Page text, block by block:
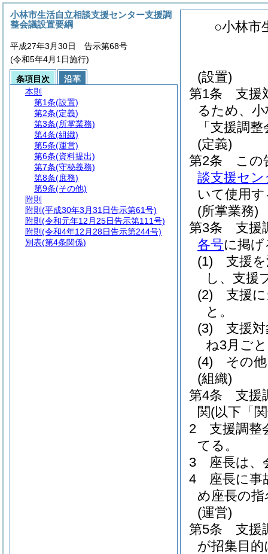
○小林市
(設置)
第1条
支援
るため、
「支援調
(定義)
第2条
この
談支援セン
いて使用
(所掌業務)
第3条
支援
各号に掲
(1)
支援
し、支援
(2)
支援
と。
(3)
支援
ね3月ご
(4)
その
(組織)
第4条
支援
関(以下「
2
支援調整
てる。
3
座長は、
4
座長に
め座長の
(運営)
第5条
支援
が招集目
小林市生活自立相談支援センター支援調
整会議設置要綱
平成27年3月30日 告示第68号
(令和5年4月1日施行)
条項目次
沿革
本則
第1条(設置)
第2条(定義)
第3条(所掌業務)
第4条(組織)
第5条(運営)
第6条(資料提出)
第7条(守秘義務)
第8条(庶務)
第9条(その他)
附則
附則 (平成30年3月31日告示第61号)
附則 (令和元年12月25日告示第111号)
附則 (令和4年12月28日告示第244号)
別表(第4条関係)